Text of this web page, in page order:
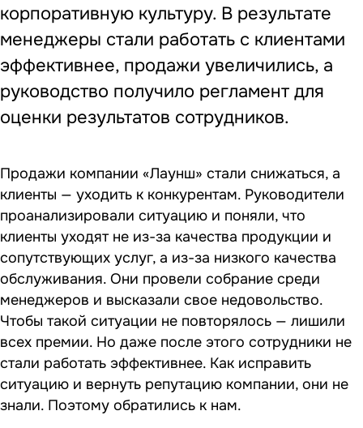
корпоративную культуру. В результате
менеджеры стали работать с клиентами
эффективнее, продажи увеличились, а
руководство получило регламент для
оценки результатов сотрудников.
Продажи компании «Лаунш» стали снижаться, а
клиенты — уходить к конкурентам. Руководители
проанализировали ситуацию и поняли, что
клиенты уходят не из-за качества продукции и
сопутствующих услуг, а из-за низкого качества
обслуживания. Они провели собрание среди
менеджеров и высказали свое недовольство.
Чтобы такой ситуации не повторялось — лишили
всех премии. Но даже после этого сотрудники не
стали работать эффективнее. Как исправить
ситуацию и вернуть репутацию компании, они не
знали. Поэтому обратились к нам.